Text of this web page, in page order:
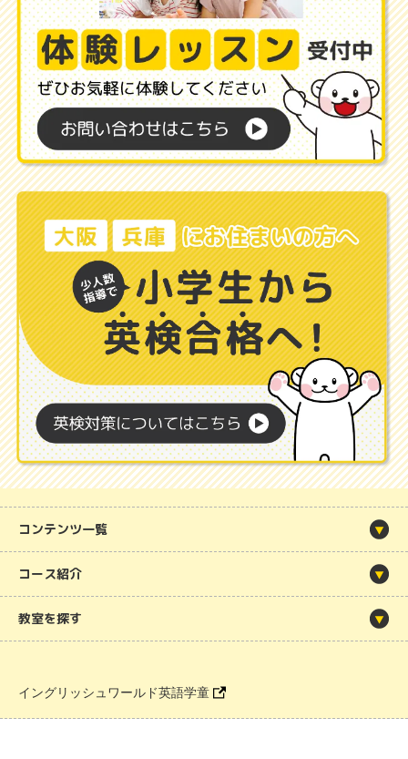
コンテンツ一覧
コース紹介
教室を探す
イングリッシュワールド英語学童